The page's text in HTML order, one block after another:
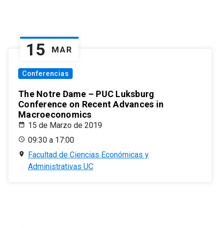
15 MAR
Conferencias
The Notre Dame – PUC Luksburg
Conference on Recent Advances in
Macroeconomics
15 de Marzo de 2019
09:30 a 17:00
Facultad de Ciencias Económicas y
Administrativas UC